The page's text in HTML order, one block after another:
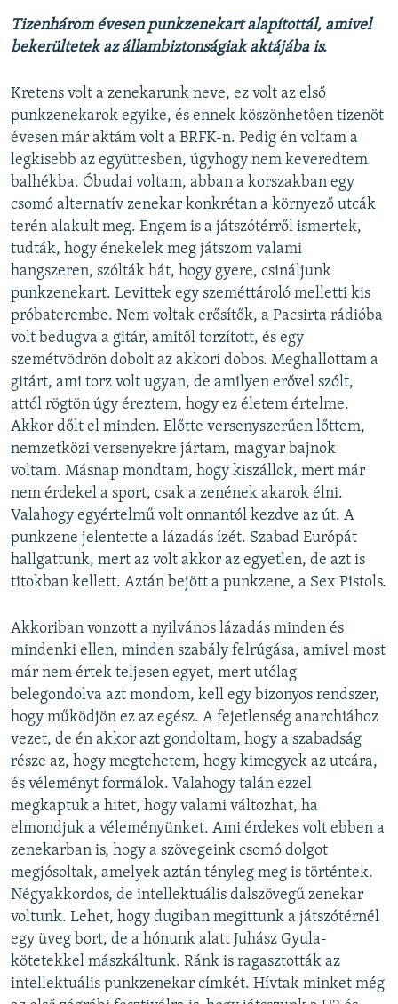
Tizenhárom évesen punkzenekart alapítottál, amivel
bekerültetek az állambiztonságiak aktájába is.
Kretens volt a zenekarunk neve, ez volt az első
punkzenekarok egyike, és ennek köszönhetően tizenöt
évesen már aktám volt a BRFK-n. Pedig én voltam a
legkisebb az együttesben, úgyhogy nem keveredtem
balhékba. Óbudai voltam, abban a korszakban egy
csomó alternatív zenekar konkrétan a környező utcák
terén alakult meg. Engem is a játszótérről ismertek,
tudták, hogy énekelek meg játszom valami
hangszeren, szólták hát, hogy gyere, csináljunk
punkzenekart. Levittek egy szeméttároló melletti kis
próbaterembe. Nem voltak erősítők, a Pacsirta rádióba
volt bedugva a gitár, amitől torzított, és egy
szemétvödrön dobolt az akkori dobos. Meghallottam a
gitárt, ami torz volt ugyan, de amilyen erővel szólt,
attól rögtön úgy éreztem, hogy ez életem értelme.
Akkor dőlt el minden. Előtte versenyszerűen lőttem,
nemzetközi versenyekre jártam, magyar bajnok
voltam. Másnap mondtam, hogy kiszállok, mert már
nem érdekel a sport, csak a zenének akarok élni.
Valahogy egyértelmű volt onnantól kezdve az út. A
punkzene jelentette a lázadás ízét. Szabad Európát
hallgattunk, mert az volt akkor az egyetlen, de azt is
titokban kellett. Aztán bejött a punkzene, a Sex Pistols.
Akkoriban vonzott a nyilvános lázadás minden és
mindenki ellen, minden szabály felrúgása, amivel most
már nem értek teljesen egyet, mert utólag
belegondolva azt mondom, kell egy bizonyos rendszer,
hogy működjön ez az egész. A fejetlenség anarchiához
vezet, de én akkor azt gondoltam, hogy a szabadság
része az, hogy megtehetem, hogy kimegyek az utcára,
és véleményt formálok. Valahogy talán ezzel
megkaptuk a hitet, hogy valami változhat, ha
elmondjuk a véleményünket. Ami érdekes volt ebben a
zenekarban is, hogy a szövegeink csomó dolgot
megjósoltak, amelyek aztán tényleg meg is történtek.
Négyakkordos, de intellektuális dalszövegű zenekar
voltunk. Lehet, hogy dugiban megittunk a játszótérnél
egy üveg bort, de a hónunk alatt Juhász Gyula-
kötetekkel mászkáltunk. Ránk is ragasztották az
intellektuális punkzenekar címkét. Hívtak minket még